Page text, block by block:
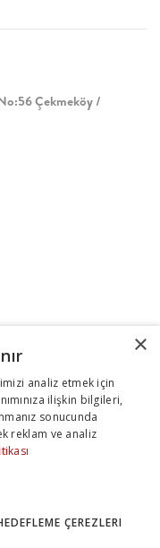
Çekmeköy /
×
analiz etmek için
ilişkin bilgileri,
sonucunda
reklam ve analiz
ÇEREZLERI